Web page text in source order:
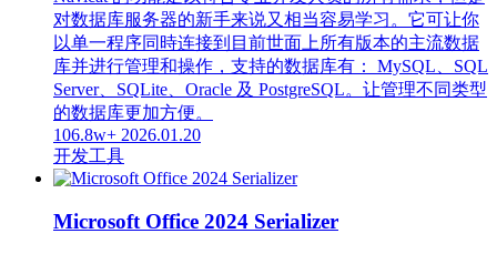
对数据库服务器的新手来说又相当容易学习。它可让你
以单一程序同時连接到目前世面上所有版本的主流数据
库并进行管理和操作，支持的数据库有： MySQL、SQL
Server、SQLite、Oracle 及 PostgreSQL。让管理不同类型
的数据库更加方便。
106.8w+ 2026.01.20
开发工具
Microsoft Office 2024 Serializer